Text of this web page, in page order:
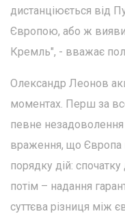
дистанціюється від
Європою, або ж
Кремль", - вважає
Олександр Леонов
моментах. Перш за
певне незадоволення
враження, що Європа
порядку дій:
потім – надання
суттєва різниця між